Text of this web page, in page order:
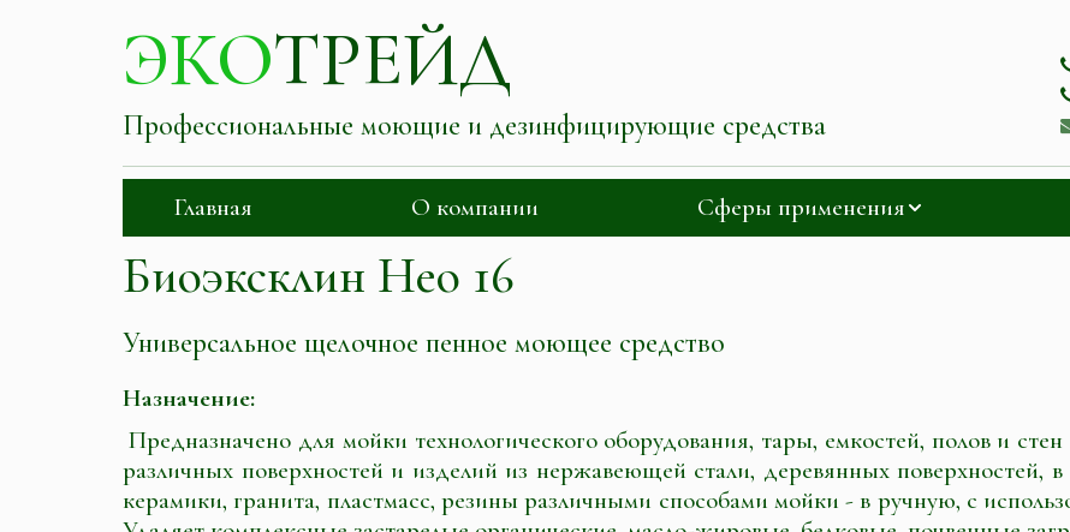
ЭКОТРЕЙД
Профессиональные моющие и дезинфицирующие средства
Главная О компании Сферы применения
Биоэксклин Нео 16
Универсальное щелочное пенное моющее средство
Назначение:
Предназначено для мойки технологического оборудования, тары, емкостей, полов и
различных поверхностей и изделий из нержавеющей стали, деревянных поверхностей, в
керамики, гранита, пластмасс, резины различными способами мойки - в ручную, с